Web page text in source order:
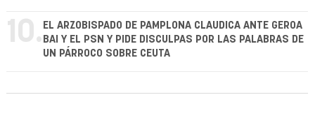
10. EL ARZOBISPADO DE PAMPLONA CLAUDICA ANTE GEROA
BAI Y EL PSN Y PIDE DISCULPAS POR LAS PALABRAS DE
UN PÁRROCO SOBRE CEUTA